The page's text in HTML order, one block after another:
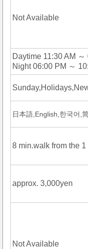
Not Available
Daytime 11:30 AM ～
Night 06:00 PM ～
日本語,English,한국어,
8 min.walk from the
approx. 3,000yen
Not Available